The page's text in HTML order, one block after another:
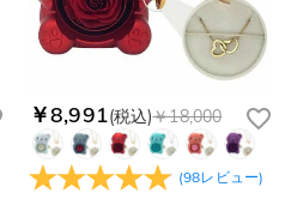
￥8,991(税込)￥18,000
(98レビュー)